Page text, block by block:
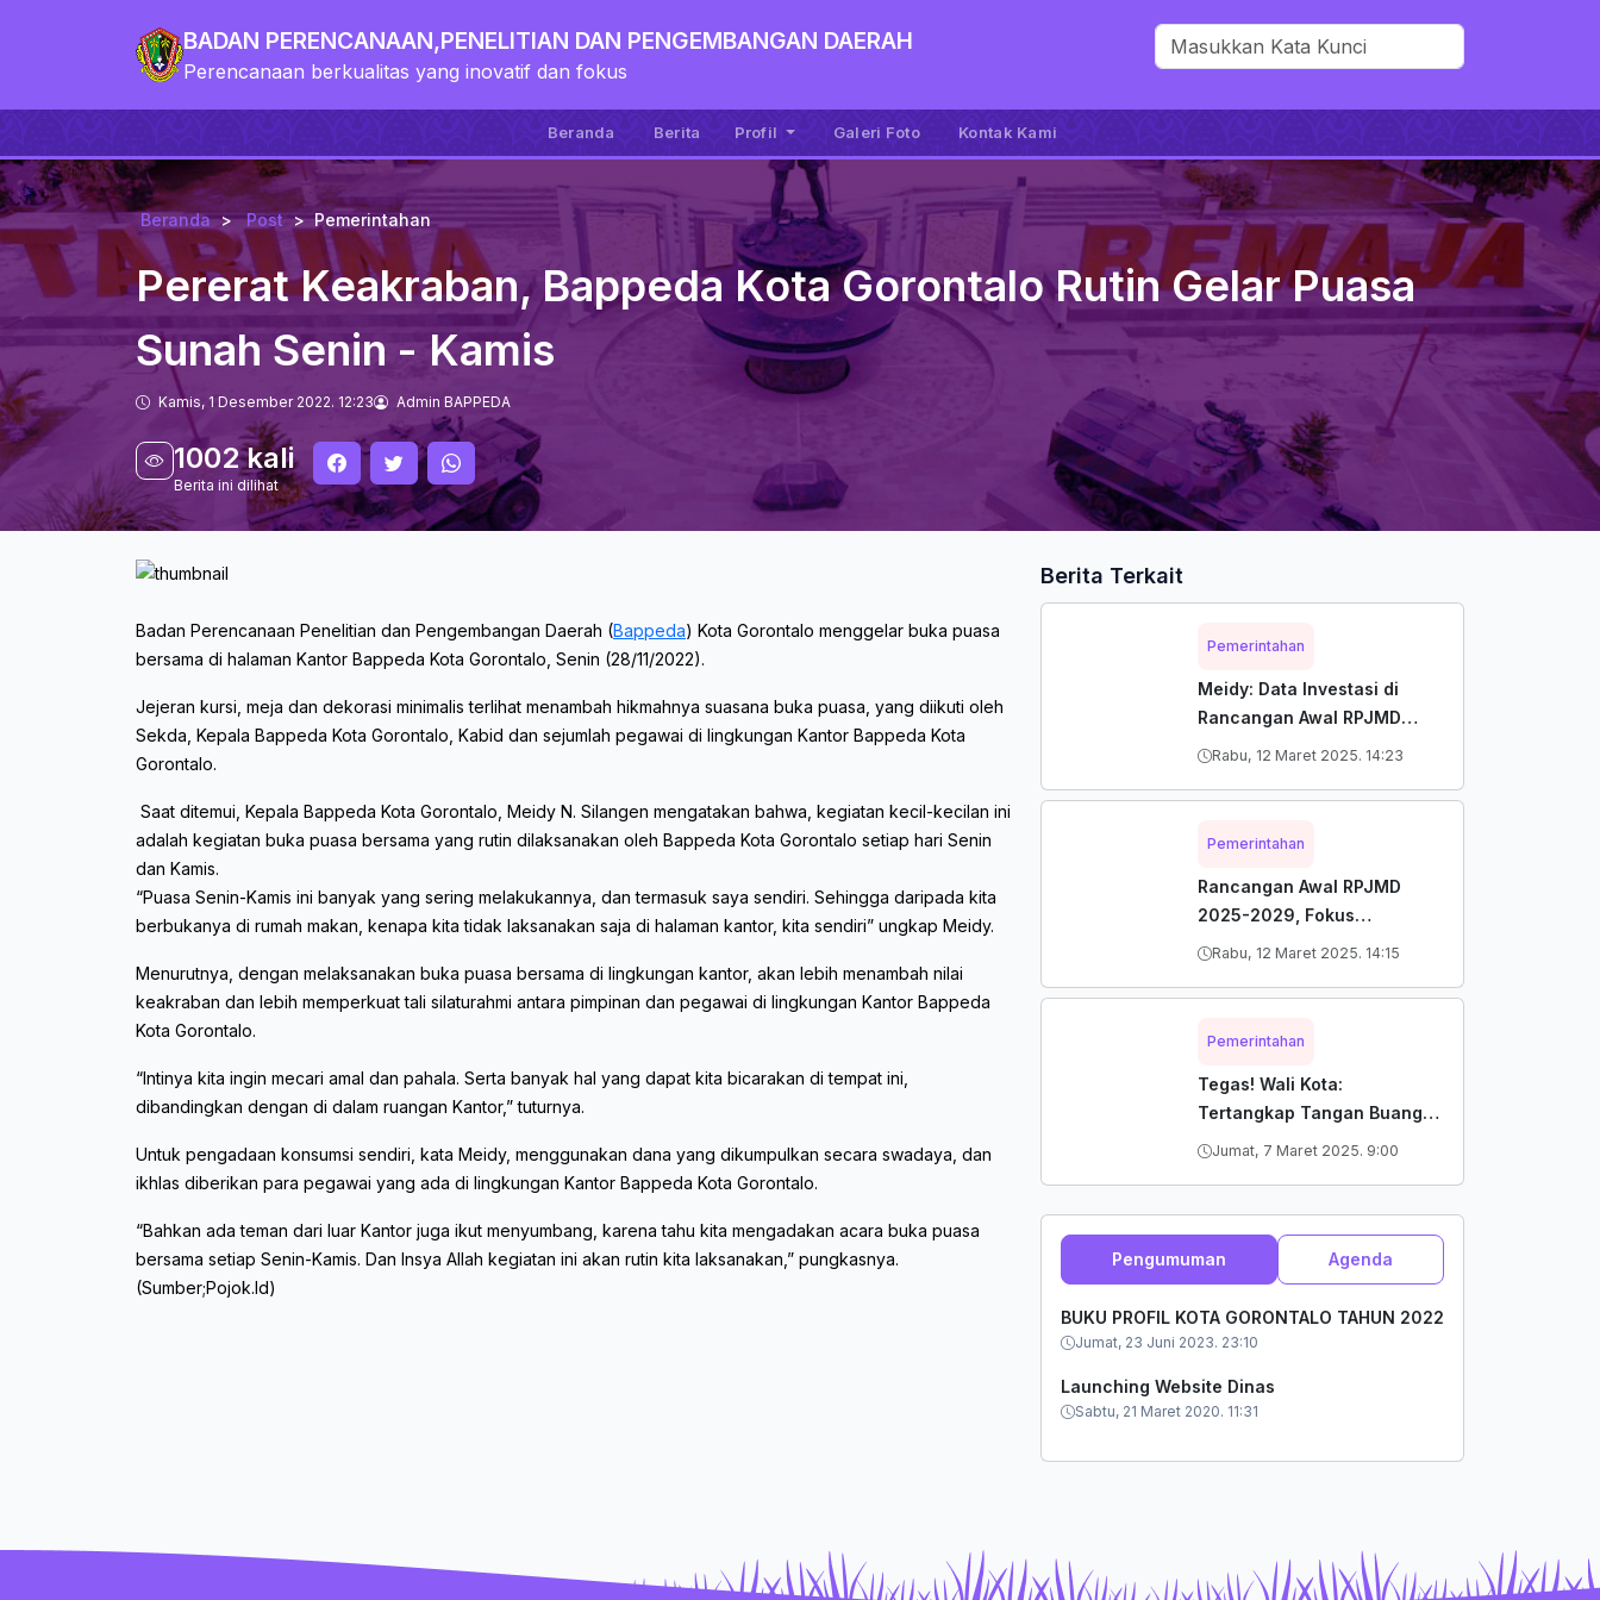
BADAN PERENCANAAN,PENELITIAN DAN PENGEMBANGAN DAERAH
Perencanaan berkualitas yang inovatif dan fokus
Beranda Berita Profil Galeri Foto Kontak Kami
Beranda Post Pemerintahan
Pererat Keakraban, Bappeda Kota Gorontalo Rutin Gelar Puasa
Sunah Senin - Kamis
Kamis, 1 Desember 2022. 12:23 Admin BAPPEDA
1002 kali
Berita ini dilihat
Badan Perencanaan Penelitian dan Pengembangan Daerah (Bappeda) Kota Gorontalo menggelar buka puasa
bersama di halaman Kantor Bappeda Kota Gorontalo, Senin (28/11/2022).
Jejeran kursi, meja dan dekorasi minimalis terlihat menambah hikmahnya suasana buka puasa, yang diikuti oleh
Sekda, Kepala Bappeda Kota Gorontalo, Kabid dan sejumlah pegawai di lingkungan Kantor Bappeda Kota
Gorontalo.
Saat ditemui, Kepala Bappeda Kota Gorontalo, Meidy N. Silangen mengatakan bahwa, kegiatan kecil-kecilan ini
adalah kegiatan buka puasa bersama yang rutin dilaksanakan oleh Bappeda Kota Gorontalo setiap hari Senin
dan Kamis.
“Puasa Senin-Kamis ini banyak yang sering melakukannya, dan termasuk saya sendiri. Sehingga daripada kita
berbukanya di rumah makan, kenapa kita tidak laksanakan saja di halaman kantor, kita sendiri” ungkap Meidy.
Menurutnya, dengan melaksanakan buka puasa bersama di lingkungan kantor, akan lebih menambah nilai
keakraban dan lebih memperkuat tali silaturahmi antara pimpinan dan pegawai di lingkungan Kantor Bappeda
Kota Gorontalo.
“Intinya kita ingin mecari amal dan pahala. Serta banyak hal yang dapat kita bicarakan di tempat ini,
dibandingkan dengan di dalam ruangan Kantor,” tuturnya.
Untuk pengadaan konsumsi sendiri, kata Meidy, menggunakan dana yang dikumpulkan secara swadaya, dan
ikhlas diberikan para pegawai yang ada di lingkungan Kantor Bappeda Kota Gorontalo.
“Bahkan ada teman dari luar Kantor juga ikut menyumbang, karena tahu kita mengadakan acara buka puasa
bersama setiap Senin-Kamis. Dan Insya Allah kegiatan ini akan rutin kita laksanakan,” pungkasnya.
(Sumber;Pojok.Id)
Berita Terkait
Pemerintahan
Meidy: Data Investasi di
Rancangan Awal RPJMD
2025-2029 Masih akan
Rabu, 12 Maret 2025. 14:23
Pemerintahan
Rancangan Awal RPJMD
2025-2029, Fokus
Penguatan Kota Jasa
Rabu, 12 Maret 2025. 14:15
Pemerintahan
Tegas! Wali Kota:
Tertangkap Tangan Buang
Sampah Sembarang di Kota
Jumat, 7 Maret 2025. 9:00
Pengumuman Agenda
BUKU PROFIL KOTA GORONTALO TAHUN 2022
Jumat, 23 Juni 2023. 23:10
Launching Website Dinas
Sabtu, 21 Maret 2020. 11:31